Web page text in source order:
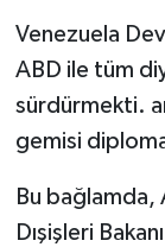
Venezuela
ABD ile tüm
sürdürmekti.
gemisi
Bu bağlamda,
Dışişleri